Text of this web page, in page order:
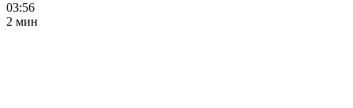
03:56
2 мин